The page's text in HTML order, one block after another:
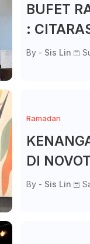
BUFET
:
By - Sis Lin
Ramadan
DI
CENTRE
By - Sis Lin